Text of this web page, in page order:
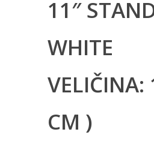
11″
WHITE
VELIČINA:
CM )